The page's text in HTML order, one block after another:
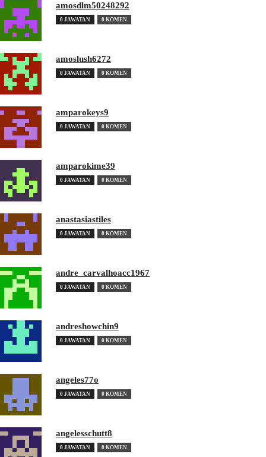
amosdlm50248292
0 JAWATAN 0 KOMEN
amoslush6272
0 JAWATAN 0 KOMEN
amparokeys9
0 JAWATAN 0 KOMEN
amparokime39
0 JAWATAN 0 KOMEN
anastasiastiles
0 JAWATAN 0 KOMEN
andre_carvalhoacc1967
0 JAWATAN 0 KOMEN
andreshowchin9
0 JAWATAN 0 KOMEN
angeles77o
0 JAWATAN 0 KOMEN
angelesschutt8
0 JAWATAN 0 KOMEN